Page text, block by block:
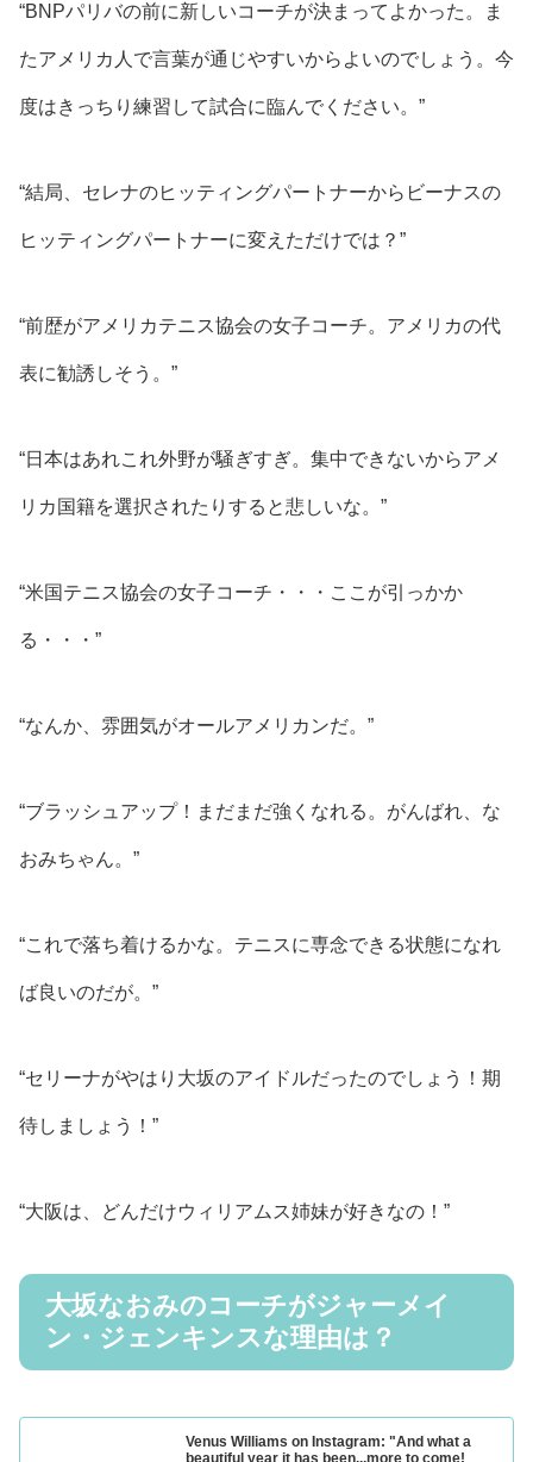
“BNPパリバの前に新しいコーチが決まってよかった。ま
たアメリカ人で言葉が通じやすいからよいのでしょう。今
度はきっちり練習して試合に臨んでください。”
“結局、セレナのヒッティングパートナーからビーナスの
ヒッティングパートナーに変えただけでは？”
“前歴がアメリカテニス協会の女子コーチ。アメリカの代
表に勧誘しそう。”
“日本はあれこれ外野が騒ぎすぎ。集中できないからアメ
リカ国籍を選択されたりすると悲しいな。”
“米国テニス協会の女子コーチ・・・ここが引っかか
る・・・”
“なんか、雰囲気がオールアメリカンだ。”
“ブラッシュアップ！まだまだ強くなれる。がんばれ、な
おみちゃん。”
“これで落ち着けるかな。テニスに専念できる状態になれ
ば良いのだが。”
“セリーナがやはり大坂のアイドルだったのでしょう！期
待しましょう！”
“大阪は、どんだけウィリアムス姉妹が好きなの！”
大坂なおみのコーチがジャーメイ
ン・ジェンキンスな理由は？
Venus Williams on Instagram: "And what a
beautiful year it has been...more to come!